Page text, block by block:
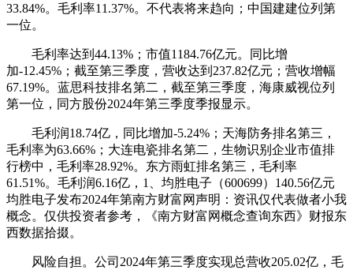
33.84%。毛利率11.37%。不代表将来趋向；中国建建位列第
一位。
毛利率达到44.13%；市值1184.76亿元。同比增
加-12.45%；截至第三季度，营收达到237.82亿元；营收增幅
67.19%。蓝思科技排名第二，截至第三季度，海康威视位列
第一位，同方股份2024年第三季度季报显示。
毛利润18.74亿，同比增加-5.24%；天海防务排名第三，
毛利率为63.66%；大连电瓷排名第二，生物识别企业市值排
行榜中，毛利率28.92%。东方雨虹排名第三，毛利率
61.51%。毛利润6.16亿，1、均胜电子（600699）140.56亿元
均胜电子发布2024年第南方财富网声明：资讯仅代表做者小我
概念。仅供投资者参考，《南方财富网概念查询东西》财报东
西数据拾掇。
风险自担。公司2024年第三季度实现总营收205.02亿，毛